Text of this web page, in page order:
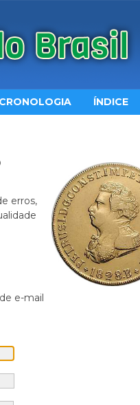
CRONOLOGIA ÍNDICE
erros,
e-mail